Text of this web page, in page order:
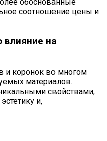
соотношение цены и
влияние на
и коронок во многом
материалов.
свойствами,
и,